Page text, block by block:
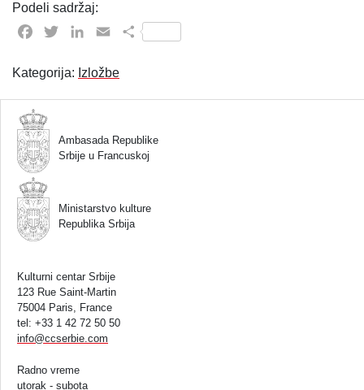
Podeli sadržaj:
Facebook
TwitterLinkedIn
EmailShare
Kategorija: Izložbe
Ambasada Republike
Srbije u Francuskoj
Ministarstvo kulture
Republika Srbija
Kulturni centar Srbije
123 Rue Saint-Martin
75004 Paris, France
tel: +33 1 42 72 50 50
info@ccserbie.com
Radno vreme
utorak - subota